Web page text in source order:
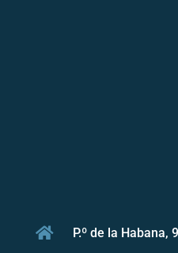
 P.º de la Habana,